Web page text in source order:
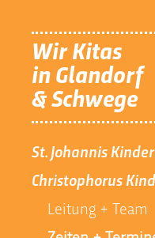
Wir Kitas
in Glandorf
& Schwege
St. Johannis
Christophorus
Leitung + Team